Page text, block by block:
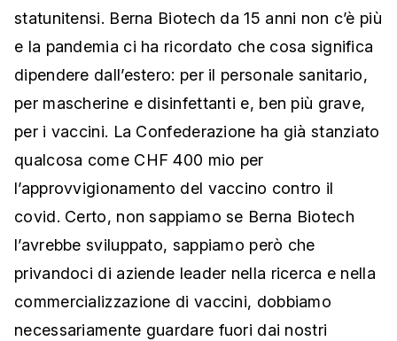
statunitensi. Berna Biotech da 15 anni non c’è più
e la pandemia ci ha ricordato che cosa significa
dipendere dall’estero: per il personale sanitario,
per mascherine e disinfettanti e, ben più grave,
per i vaccini. La Confederazione ha già stanziato
qualcosa come CHF 400 mio per
l’approvvigionamento del vaccino contro il
covid. Certo, non sappiamo se Berna Biotech
l’avrebbe sviluppato, sappiamo però che
privandoci di aziende leader nella ricerca e nella
commercializzazione di vaccini, dobbiamo
necessariamente guardare fuori dai nostri